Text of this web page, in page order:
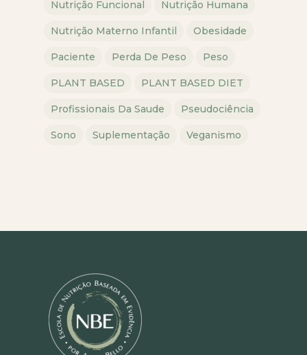
Nutrição Funcional Nutrição Humana
Nutrição Materno Infantil Obesidade
Paciente Perda De Peso Peso
PLANT BASED PLANT BASED DIET
Profissionais Da Saude Pseudociência
Sono Suplementação Veganismo